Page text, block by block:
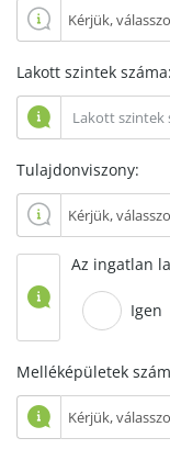
Lakott szintek száma:
Tulajdonviszony:
Az ingatlan
Igen
Melléképületek